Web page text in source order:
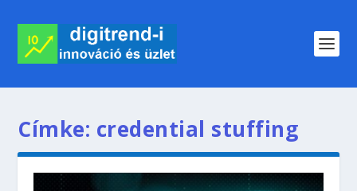
Címke: credential stuffing